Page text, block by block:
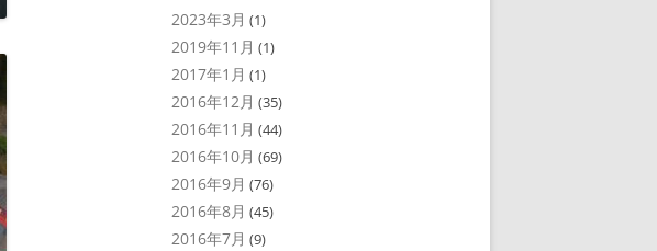
2023年3月 (1)
2019年11月 (1)
2017年1月 (1)
2016年12月 (35)
2016年11月 (44)
2016年10月 (69)
2016年9月 (76)
2016年8月 (45)
2016年7月 (9)